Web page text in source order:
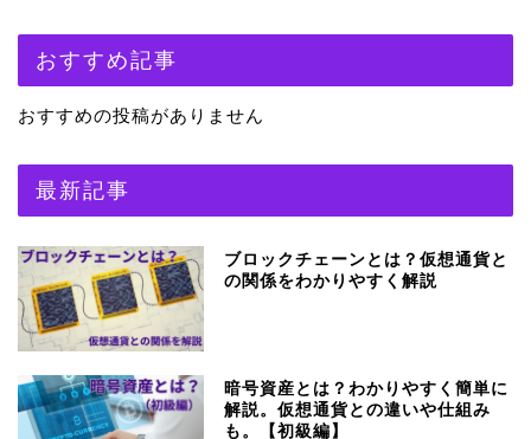
おすすめ記事
おすすめの投稿がありません
最新記事
ブロックチェーンとは？仮想通貨と
の関係をわかりやすく解説
暗号資産とは？わかりやすく簡単に
解説。仮想通貨との違いや仕組み
も。【初級編】